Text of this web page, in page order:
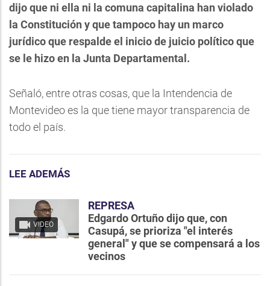
dijo que ni ella ni la comuna capitalina han violado
la Constitución y que tampoco hay un marco
jurídico que respalde el inicio de juicio político que
se le hizo en la Junta Departamental.
Señaló, entre otras cosas, que la Intendencia de
Montevideo es la que tiene mayor transparencia de
todo el país.
LEE ADEMÁS
VIDEO
REPRESA
Edgardo Ortuño dijo que, con
Casupá, se prioriza "el interés
general" y que se compensará a los
vecinos